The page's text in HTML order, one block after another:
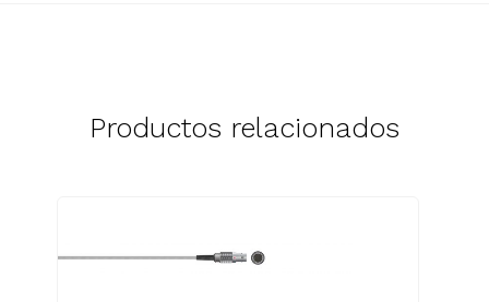
Productos relacionados